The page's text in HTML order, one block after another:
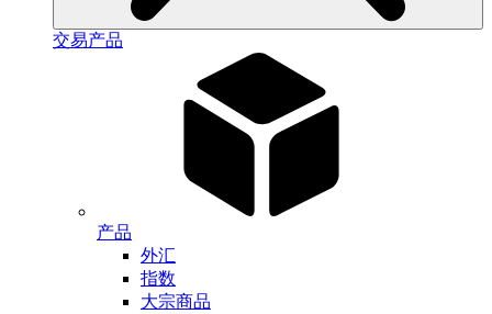
交易产品
产品
外汇
指数
大宗商品